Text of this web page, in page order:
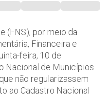
(FNS), por meio da
Financeira e
feira, 10 de
Nacional de Municípios
não regularizassem
ao Cadastro Nacional